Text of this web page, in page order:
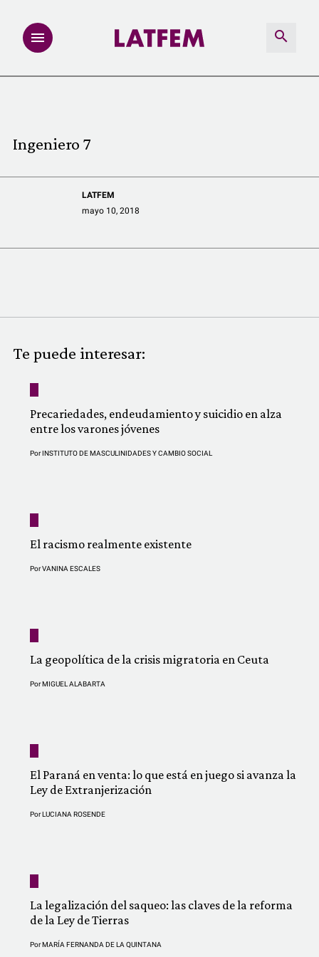
REDACCIÓN ABIERTA
LATFEMLAB.
QUIÉNES SOMOS
Ingeniero 7
LATFEM
mayo 10, 2018
Te puede interesar:
Precariedades, endeudamiento y suicidio en alza
entre los varones jóvenes
PorINSTITUTO DE MASCULINIDADES Y CAMBIO SOCIAL
El racismo realmente existente
PorVANINA ESCALES
La geopolítica de la crisis migratoria en Ceuta
PorMIGUEL ALABARTA
El Paraná en venta: lo que está en juego si avanza la
Ley de Extranjerización
PorLUCIANA ROSENDE
La legalización del saqueo: las claves de la reforma
de la Ley de Tierras
PorMARÍA FERNANDA DE LA QUINTANA